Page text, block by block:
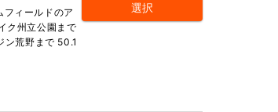
ィールドのア
ク州立公園まで
ン荒野まで 50.1
選択